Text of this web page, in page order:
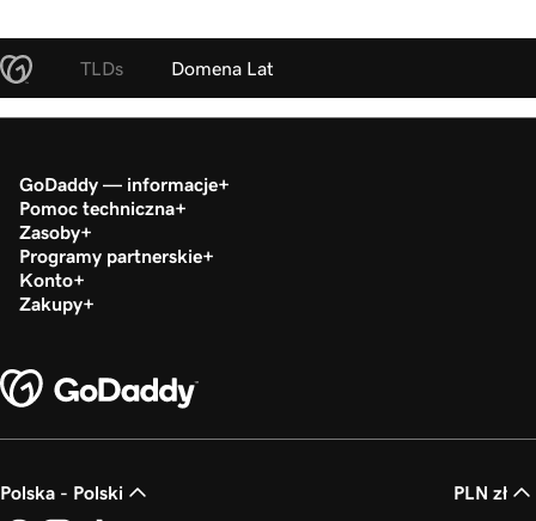
TLDs Domena Lat
GoDaddy — informacje
Pomoc techniczna
Zasoby
Programy partnerskie
Konto
Zakupy
Polska - Polski PLN zł